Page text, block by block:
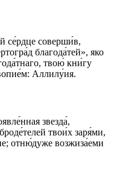
се́рдце соверши́в,
благода́тей», яко
твою́ кни́гу
Аллилу́ия.
звезда́,
твои́х заря́ми,
отню́дуже возжиза́еми